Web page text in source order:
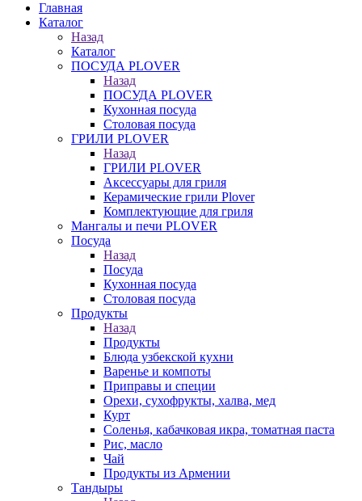
Главная
Каталог
Назад
Каталог
ПОСУДА PLOVER
Назад
ПОСУДА PLOVER
Кухонная посуда
Столовая посуда
ГРИЛИ PLOVER
Назад
ГРИЛИ PLOVER
Аксессуары для гриля
Керамические грили Plover
Комплектующие для гриля
Мангалы и печи PLOVER
Посуда
Назад
Посуда
Кухонная посуда
Столовая посуда
Продукты
Назад
Продукты
Блюда узбекской кухни
Варенье и компоты
Приправы и специи
Орехи, сухофрукты, халва, мед
Курт
Соленья, кабачковая икра, томатная паста
Рис, масло
Чай
Продукты из Армении
Тандыры